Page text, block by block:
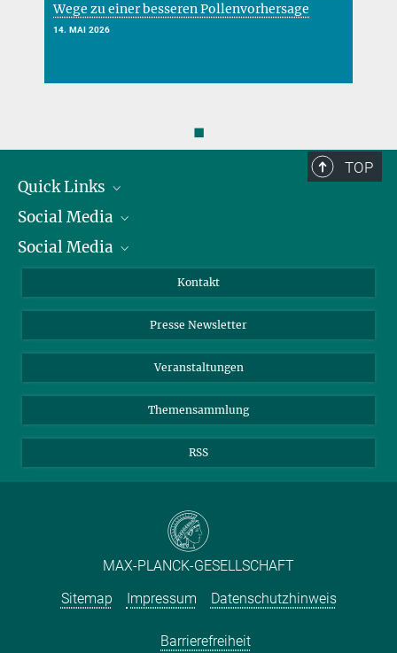
Wege zu einer besseren Pollenvorhersage
14. MAI 2026
◼
TOP
Quick Links
Präsident
Zahlen und Fakten
Meldestelle Fehlverhalten
Social Media
Bluesky
TikTok
Social Media
Instagram
YouTube
Kontakt
Presse Newsletter
Veranstaltungen
Themensammlung
RSS
MAX-PLANCK-GESELLSCHAFT
Sitemap
Impressum Datenschutzhinweis
Barrierefreiheit